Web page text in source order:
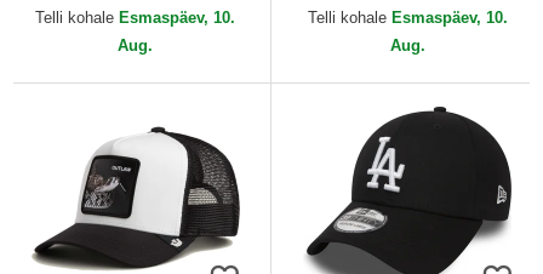
Telli kohale Esmaspäev, 10.
Aug.
EraTelli kohale Esmaspäev, 10.
Aug.